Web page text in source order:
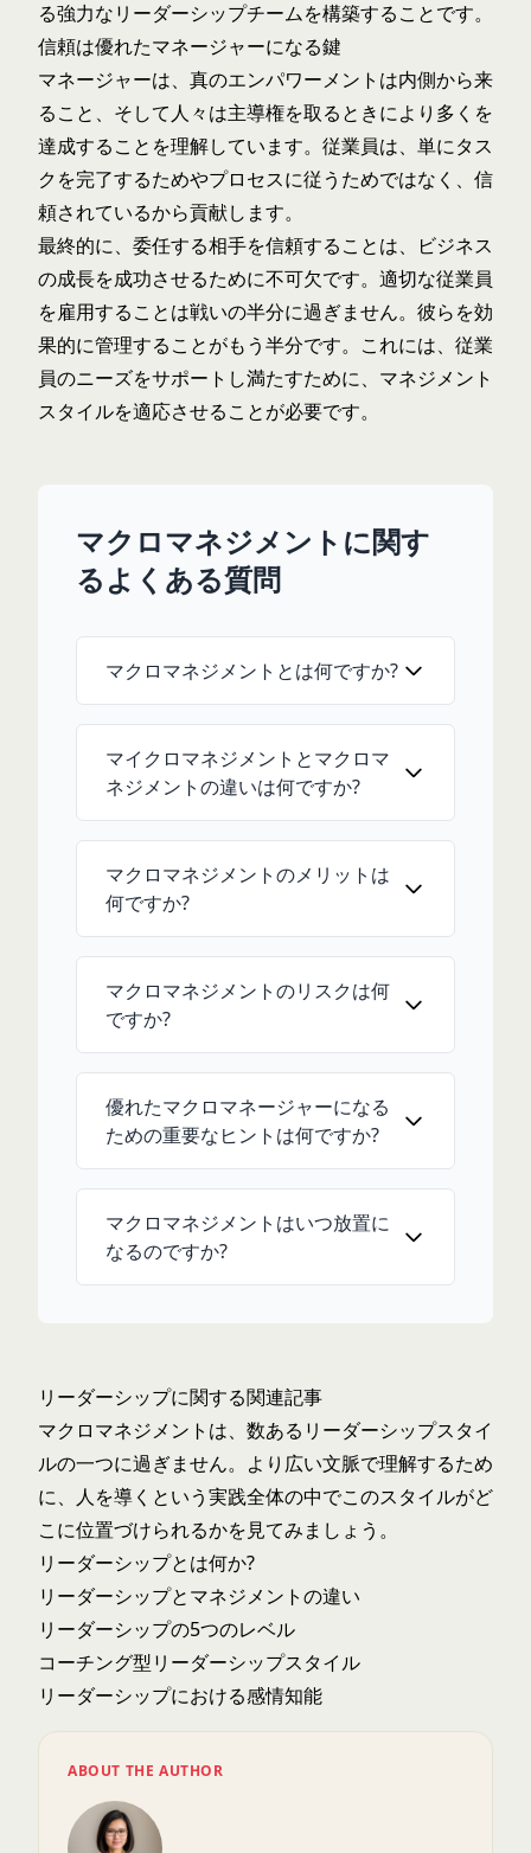
る強力なリーダーシップチームを構築することです。
信頼は優れたマネージャーになる鍵
マネージャーは、真のエンパワーメントは内側から来
ること、そして人々は主導権を取るときにより多くを
達成することを理解しています。従業員は、単にタス
クを完了するためやプロセスに従うためではなく、信
頼されているから貢献します。
最終的に、委任する相手を信頼することは、ビジネス
の成長を成功させるために不可欠です。適切な従業員
を雇用することは戦いの半分に過ぎません。彼らを効
果的に管理することがもう半分です。これには、従業
員のニーズをサポートし満たすために、マネジメント
スタイルを適応させることが必要です。
マクロマネジメントに関す
るよくある質問
マクロマネジメントとは何ですか?
マイクロマネジメントとマクロマ
ネジメントの違いは何ですか?
マクロマネジメントのメリットは
何ですか?
マクロマネジメントのリスクは何
ですか?
優れたマクロマネージャーになる
ための重要なヒントは何ですか?
マクロマネジメントはいつ放置に
なるのですか?
リーダーシップに関する関連記事
マクロマネジメントは、数あるリーダーシップスタイ
ルの一つに過ぎません。より広い文脈で理解するため
に、人を導くという実践全体の中でこのスタイルがど
こに位置づけられるかを見てみましょう。
リーダーシップとは何か?
リーダーシップとマネジメントの違い
リーダーシップの5つのレベル
コーチング型リーダーシップスタイル
リーダーシップにおける感情知能
ABOUT THE AUTHOR